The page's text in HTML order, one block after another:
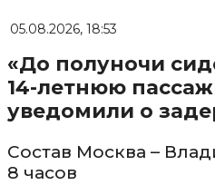
05.08.2026, 18:53
«До полуночи
14-летнюю
уведомили о
Состав Москва –
8 часов